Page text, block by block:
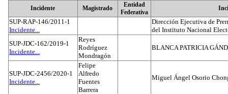
Incidente Magistrado
Entidad
Federativa
SUP-RAP-146/2011-1
Incidente...
Dirección Ejecutiva de
del Instituto Nacional
SUP-JDC-162/2019-1
Incidente...
Reyes
Rodríguez
Mondragón
BLANCA PATRICIA
SUP-JDC-2456/2020-1
Incidente...
Felipe
Alfredo
Fuentes
Barrera
Miguel Ángel Osorio